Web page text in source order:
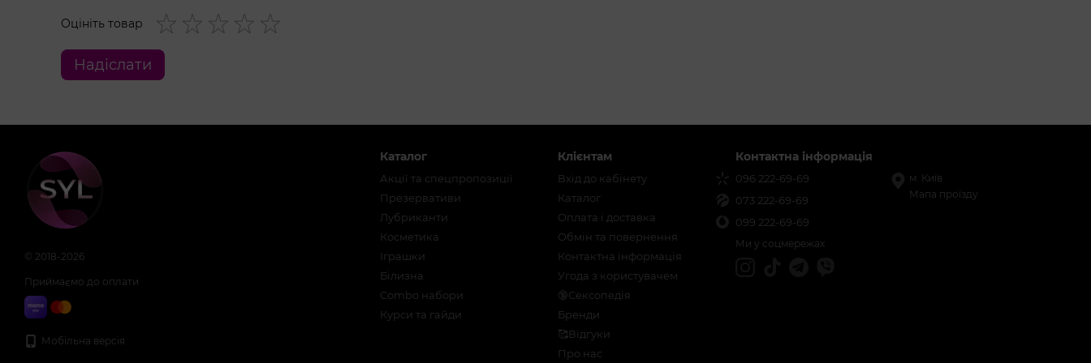
Маса: 104 г.
Час роботи: до 60 хвилин.
Час заряджання: 2 години.
Водонепроникність: IPX7.
Оцініть товар
Надіслати
© 2018-2026
Приймаємо до оплати
Мобільна версія
Каталог
Акції та спецпропозиції
Презервативи
Лубриканти
Косметика
Іграшки
Білизна
Combo набори
Курси та гайди
Клієнтам
Вхід до кабінету
Каталог
Оплата і доставка
Обмін та повернення
Контактна інформація
Угода з користувачем
🔞Сексопедія
Бренди
🥰Відгуки
Про нас
Контактна інформація
096 222-69-69
073 222-69-69
099 222-69-69
м. Київ
Мапа проїзду
Ми у соцмережах